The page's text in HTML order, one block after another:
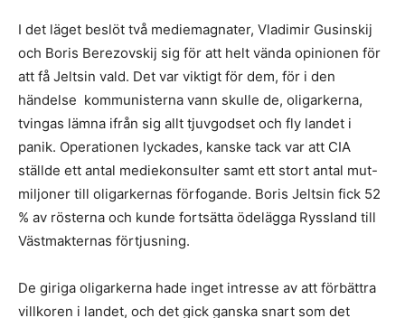
I det läget beslöt två mediemagnater, Vladimir Gusinskij
och Boris Berezovskij sig för att helt vända opinionen för
att få Jeltsin vald. Det var viktigt för dem, för i den
händelse kommunisterna vann skulle de, oligarkerna,
tvingas lämna ifrån sig allt tjuvgodset och fly landet i
panik. Operationen lyckades, kanske tack var att CIA
ställde ett antal mediekonsulter samt ett stort antal mut-
miljoner till oligarkernas förfogande. Boris Jeltsin fick 52
% av rösterna och kunde fortsätta ödelägga Ryssland till
Västmakternas förtjusning.
De giriga oligarkerna hade inget intresse av att förbättra
villkoren i landet, och det gick ganska snart som det